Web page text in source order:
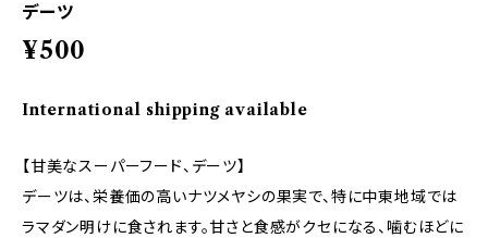
デーツ
¥500
International shipping available
【甘美なスーパーフード、デーツ】
デーツは、栄養価の高いナツメヤシの果実で、特に中東地域では
ラマダン明けに食されます。甘さと食感がクセになる、噛むほどに